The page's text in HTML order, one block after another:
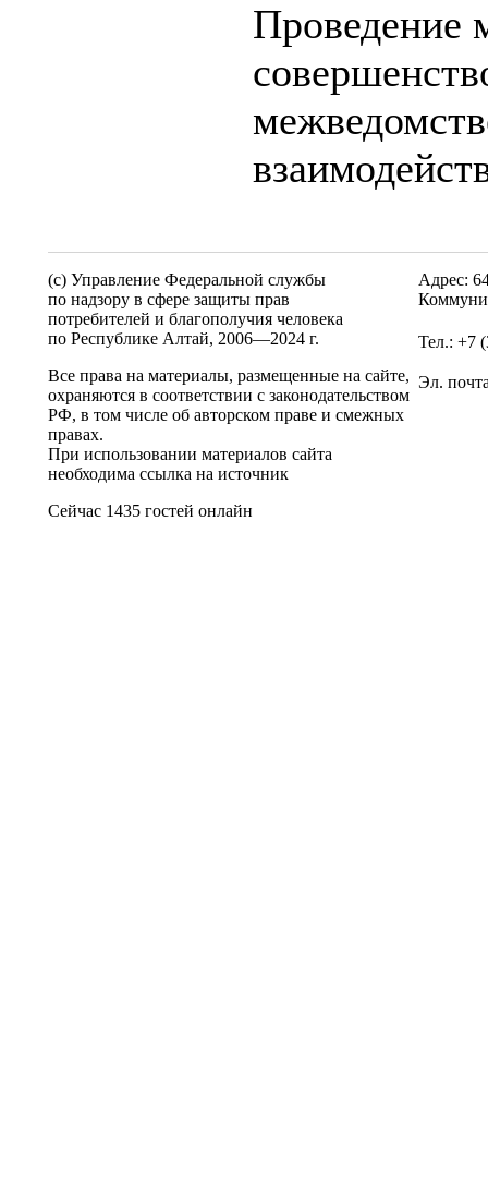
Проведение
(c) Управление Федеральной службы
по надзору в сфере защиты прав
потребителей и благополучия человека
по Республике Алтай, 2006—2024 г.
Все права на материалы, размещенные на сайте,
охраняются в соответствии с законодательством
РФ, в том числе об авторском праве и смежных
правах.
При использовании материалов сайта
необходима ссылка на источник
Сейчас 1435 гостей онлайн
Адрес:
Тел.: +7
Эл.